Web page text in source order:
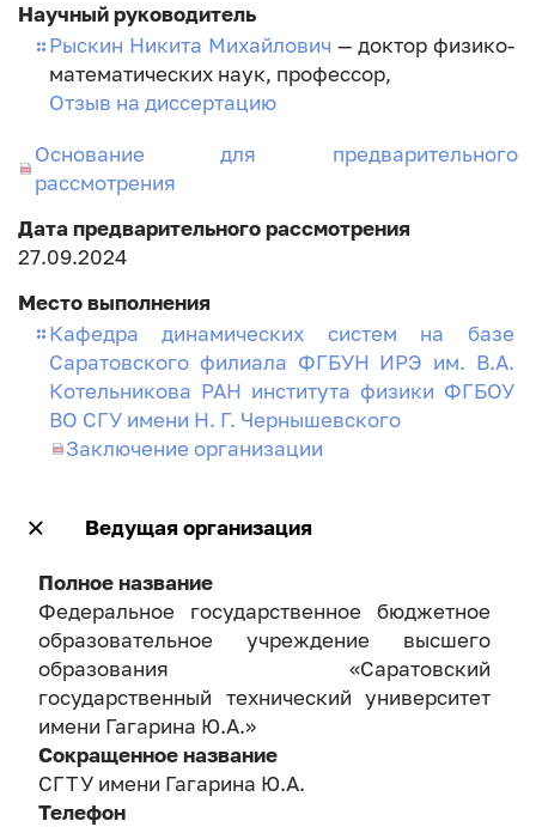
Научный руководитель
Рыскин Никита Михайлович — доктор физико-
математических наук, профессор,
Отзыв на диссертацию
Основание для предварительного
рассмотрения
Дата предварительного рассмотрения
27.09.2024
Место выполнения
Кафедра динамических систем на базе
Саратовского филиала ФГБУН ИРЭ им. В.А.
Котельникова РАН института физики ФГБОУ
ВО СГУ имени Н. Г. Чернышевского
Заключение организации
Ведущая организация
Полное название
Федеральное государственное бюджетное
образовательное учреждение высшего
образования «Саратовский
государственный технический университет
имени Гагарина Ю.А.»
Сокращенное название
СГТУ имени Гагарина Ю.А.
Телефон